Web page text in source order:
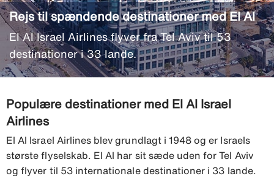
Rejs til spændende destinationer med El Al
El Al Israel Airlines flyver fra Tel Aviv til 53
destinationer i 33 lande.
Populære destinationer med El Al Israel
Airlines
El Al Israel Airlines blev grundlagt i 1948 og er Israels
største flyselskab. El Al har sit sæde uden for Tel Aviv
og flyver til 53 internationale destinationer i 33 lande.